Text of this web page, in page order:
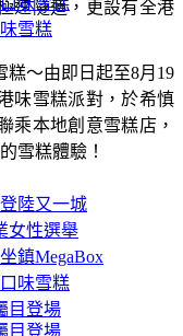
速隧道，更設有全港
雪糕
糕～由即日起至8月19
味雪糕派對，於希慎
乘本地創意雪糕店，
雪糕體驗！